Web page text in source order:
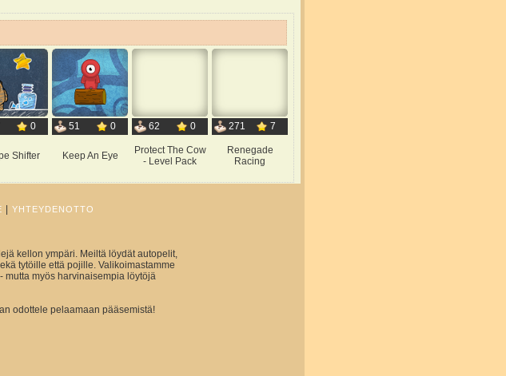
0
Shifter
51 0
Keep An Eye
62 0
Protect The Cow
- Level Pack
271 7
Renegade
Racing
YHTEYDENOTTO
kellon ympäri. Meiltä löydät autopelit,
tytöille että pojille. Valikoimastamme
mutta myös harvinaisempia löytöjä
odottele pelaamaan pääsemistä!